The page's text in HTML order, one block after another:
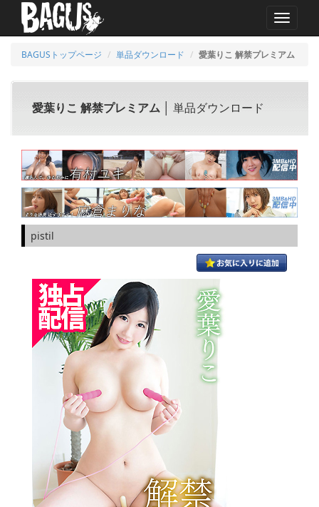
MENU
BAGUSトップページ 単品ダウンロード 愛葉りこ 解禁プレミアム
愛葉りこ 解禁プレミアム │ 単品ダウンロード
pistil